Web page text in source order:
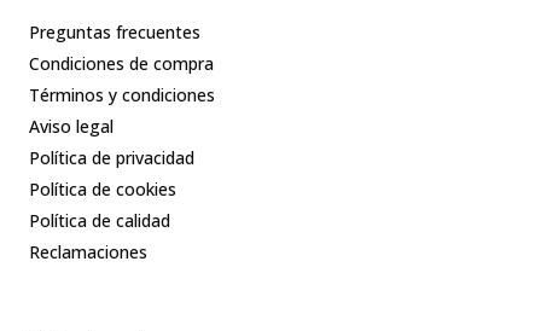
Preguntas frecuentes
Condiciones de compra
Términos y condiciones
Aviso legal
Política de privacidad
Política de cookies
Política de calidad
Reclamaciones